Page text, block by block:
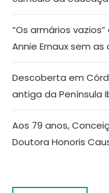
“Os armários
Annie Ernaux sem
Descoberta em
antiga da Península
Aos 79 anos,
Doutora Honoris